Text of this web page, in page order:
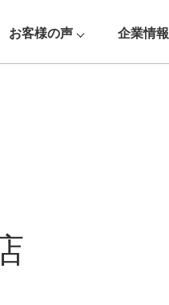
お客様の声 企業情報